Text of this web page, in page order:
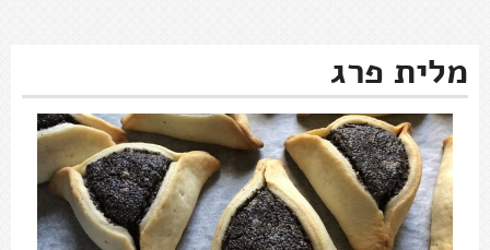
מלית פרג